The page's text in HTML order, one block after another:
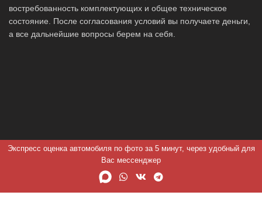
востребованность комплектующих и общее техническое
состояние. После согласования условий вы получаете деньги,
а все дальнейшие вопросы берем на себя.
Экспресс оценка автомобиля по фото за 5 минут, через удобный для
Вас мессенджер